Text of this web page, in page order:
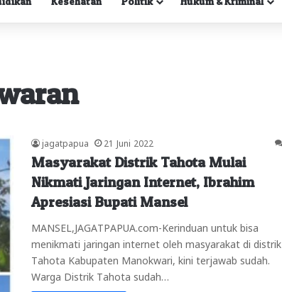
jagatpapua 21 Juni 2022
Masyarakat Distrik Tahota Mulai
Nikmati Jaringan Internet, Ibrahim
Apresiasi Bupati Mansel
MANSEL,JAGATPAPUA.com-Kerinduan untuk bisa
menikmati jaringan internet oleh masyarakat di distrik
Tahota Kabupaten Manokwari, kini terjawab sudah.
Warga Distrik Tahota sudah…